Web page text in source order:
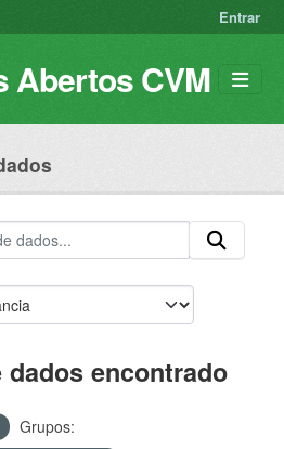
Entrar
Abertos CVM
encontrado
Grupos: